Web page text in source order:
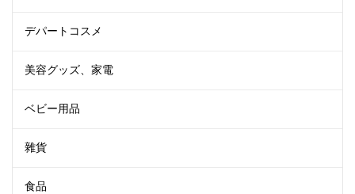
デパートコスメ
美容グッズ、家電
ベビー用品
雜貨
食品